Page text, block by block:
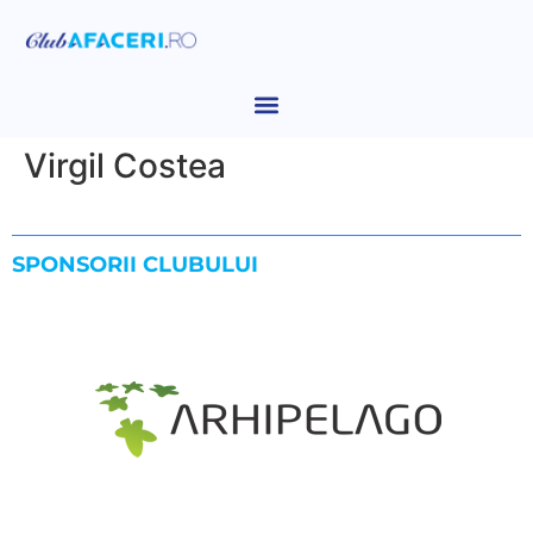
Virgil Costea
SPONSORII CLUBULUI